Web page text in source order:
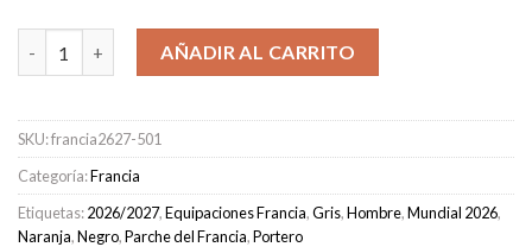
Camiseta Francia Portero Hombre 2026/2027 cantidad
AÑADIR AL CARRITO
SKU:francia2627-501
Categoría:Francia
Etiquetas:2026/2027,Equipaciones Francia,Gris,Hombre,Mundial 2026,
Naranja,Negro,Parche del Francia,Portero